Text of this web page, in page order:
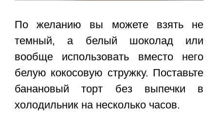
По желанию вы можете взять не
темный, а белый шоколад или
вообще использовать вместо него
белую кокосовую стружку. Поставьте
банановый торт без выпечки в
холодильник на несколько часов.